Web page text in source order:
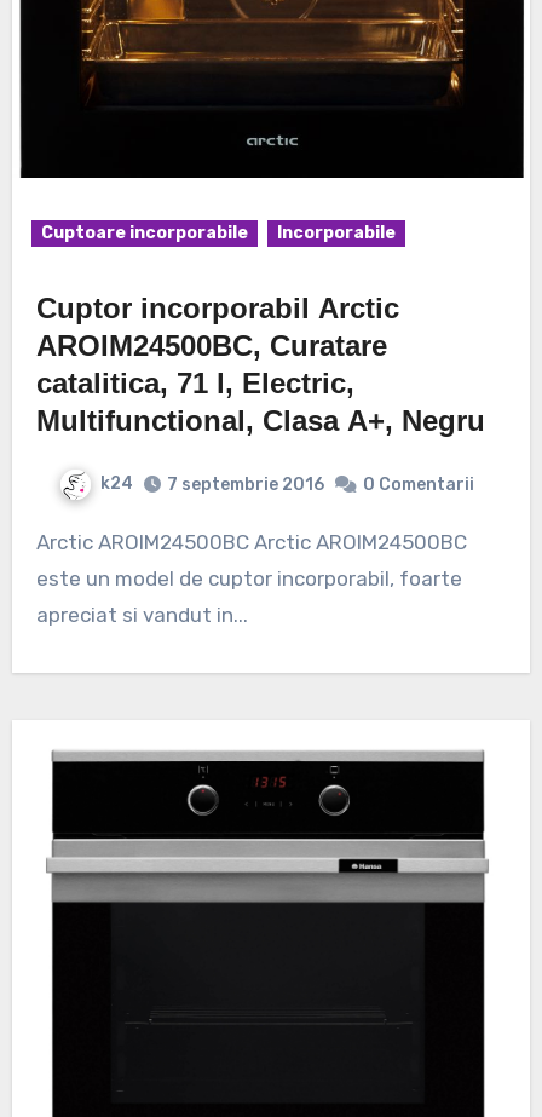
Cuptoare incorporabile Incorporabile
Cuptor incorporabil Arctic
AROIM24500BC, Curatare
catalitica, 71 l, Electric,
Multifunctional, Clasa A+, Negru
k24 7 septembrie 2016 0 Comentarii
Arctic AROIM24500BC Arctic AROIM24500BC
este un model de cuptor incorporabil, foarte
apreciat si vandut in...